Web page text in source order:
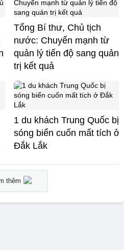
Tổng Bí thư, Chủ tịch
nước: Chuyển mạnh từ
quản lý tiến độ sang quản
trị kết quả
1 du khách Trung Quốc bị
sóng biển cuốn mất tích ở
Đắk Lắk
thêm